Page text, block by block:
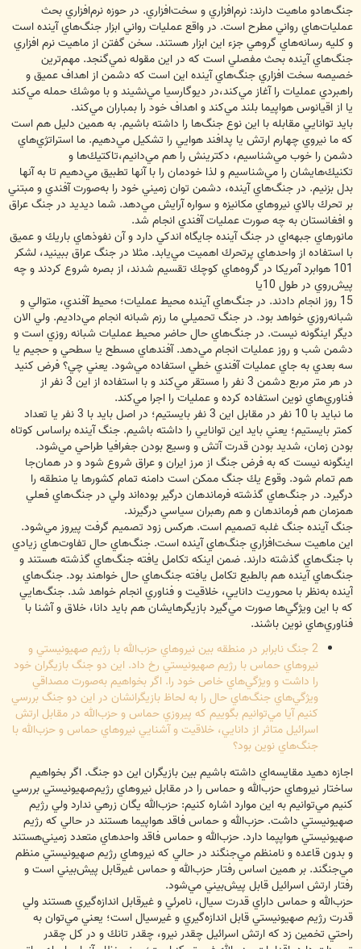
جنگ‌هادو ماهيت دارند: نرم‌افزاري و سخت‌افزاري. در حوزه نرم‌افزاري بحث
عمليات‌هاي رواني مطرح است. در واقع عمليات رواني ابزار جنگ‌هاي آينده است
و كليه رسانه‌هاي گروهي جزء اين ابزار هستند. سخن گفتن از ماهيت نرم افزاري
جنگ‌هاي آينده بحث مفصلي است كه در اين مقوله نمي‌گنجد. مهم‌ترين
خصيصه سخت افزاري جنگ‌هاي آينده اين است كه دشمن از اهداف عميق و
راهبردي عمليات را آغاز مي‌كند،در ديوگارسيا مي‌نشيند و با موشك حمله مي‌كند
يا از اقيانوس هواپيما بلند مي‌كند و اهداف خود را بمباران مي‌كند.
بايد توانايي مقابله با اين نوع جنگ‌ها را داشته باشيم. به همين دليل هم است
كه ما نيروي چهارم ارتش يا پدافند هوايي را تشكيل مي‌دهيم. ما استراتژي‌هاي
دشمن را خوب مي‌شناسيم، دكترينش را هم مي‌دانيم،تاكتيك‌ها و
تكنيك‌هايشان را مي‌شناسيم و لذا خودمان را با آنها تطبيق مي‌دهيم تا به آنها
بدل بزنيم. در جنگ‌هاي آينده، دشمن توان زميني خود را به‌صورت آفندي و مبتني
بر تحرك بالاي نيروهاي مكانيزه و سواره آرايش مي‌دهد. شما ديديد در جنگ عراق
و افغانستان به چه صورت عمليات آفندي انجام شد.
مانورهاي جبهه‌اي در جنگ آينده جايگاه اندكي دارد و آن نفوذهاي باريك و عميق
با استفاده از واحدهاي پرتحرك اهميت مي‌يابد. مثلا در جنگ عراق ببينيد، لشكر
101 هوابرد آمريكا در گروه‌هاي كوچك تقسيم شدند، از بصره شروع كردند و چه
پيش‌روي در طول 10يا
15 روز انجام دادند. در جنگ‌هاي آينده محيط عمليات؛ محيط آفندي، متوالي و
شبانه‌روزي خواهد بود. در جنگ تحميلي ما رزم شبانه انجام مي‌داديم. ولي الان
ديگر اينگونه نيست. در جنگ‌هاي حال حاضر محيط عمليات شبانه روزي است و
دشمن شب و روز عمليات انجام مي‌دهد. آفندهاي مسطح يا سطحي و حجيم يا
سه بعدي به جاي عمليات آفندي خطي استفاده مي‌شود. يعني چي؟ فرض كنيد
در هر متر مربع دشمن 3 نفر را مستقر مي‌كند و با استفاده از اين 3 نفر از
فناوري‌هاي نوين استفاده كرده و عمليات را اجرا مي‌كند.
ما نبايد با 10 نفر در مقابل اين 3 نفر بايستيم؛ در اصل بايد با 3 نفر يا تعداد
كمتر بايستيم؛ يعني بايد اين توانايي را داشته باشيم. جنگ آينده براساس كوتاه
بودن زمان، شديد بودن قدرت آتش و وسيع بودن جغرافيا طراحي مي‌شود.
اينگونه نيست كه به فرض جنگ از مرز ايران و عراق شروع شود و در همان‌جا
هم تمام شود. وقوع يك جنگ ممكن است دامنه تمام كشورها يا منطقه را
درگيرد. در جنگ‌هاي گذشته فرماندهان درگير بوده‌اند ولي در جنگ‌هاي فعلي
همزمان هم فرماندهان و هم رهبران سياسي درگيرند.
جنگ آينده جنگ غلبه تصميم است. هركس زود تصميم گرفت پيروز مي‌شود.
اين ماهيت سخت‌افزاري جنگ‌هاي آينده است. جنگ‌هاي حال تفاوت‌هاي زيادي
با جنگ‌هاي گذشته دارند. ضمن اينكه تكامل يافته جنگ‌هاي گذشته هستند و
جنگ‌هاي آينده هم بالطبع تكامل يافته جنگ‌هاي حال خواهند بود. جنگ‌هاي
آينده به‌نظر با محوريت دانايي، خلاقيت و فناوري انجام خواهد شد. جنگ‌هايي
كه با اين ويژگي‌ها صورت مي‌گيرد بازيگرهايشان هم بايد دانا، خلاق و آشنا با
فناوري‌هاي نوين باشند.
2 جنگ نابرابر در منطقه بين نيروهاي حزب‌الله با رژيم صهيونيستي و
نيروهاي حماس با رژيم صهيونيستي رخ داد. اين دو جنگ بازيگران خود
را داشت و ويژگي‌هاي خاص خود را. اگر بخواهيم به‌صورت مصداقي
ويژگي‌هاي جنگ‌هاي حال را به لحاظ بازيگرانشان در اين دو جنگ بررسي
كنيم آيا مي‌توانيم بگوييم كه پيروزي حماس و حزب‌الله در مقابل ارتش
اسرائيل متاثر از دانايي، خلاقيت و آشنايي نيروهاي حماس و حزب‌الله با
جنگ‌هاي نوين بود؟
اجازه دهيد مقايسه‌اي داشته باشيم بين بازيگران اين دو جنگ. اگر بخواهيم
ساختار نيروهاي حزب‌الله و حماس را در مقابل نيروهاي رژيم‌صهيونيستي بررسي
كنيم مي‌توانيم به اين موارد اشاره كنيم: حزب‌الله يگان زرهي ندارد ولي رژيم
صهيونيستي داشت. حزب‌الله و حماس فاقد هواپيما هستند در حالي كه رژيم
صهيونيستي هواپپما دارد. حزب‌الله و حماس فاقد واحدهاي متعدد زميني‌هستند
و بدون قاعده و نامنظم مي‌جنگند در حالي كه نيروهاي رژيم صهيونيستي منظم
مي‌جنگند. بر همين اساس رفتار حزب‌الله و حماس غيرقابل پيش‌بيني است و
رفتار ارتش اسرائيل قابل پيش‌بيني مي‌شود.
حزب‌الله و حماس داراي قدرت سيال، نامرئي و غيرقابل اندازه‌گيري هستند ولي
قدرت رژيم صهيونيستي قابل اندازه‌گيري و غيرسيال است؛ يعني مي‌توان به
راحتي تخمين زد كه ارتش اسرائيل چقدر نيرو، چقدر تانك و در كل چقدر